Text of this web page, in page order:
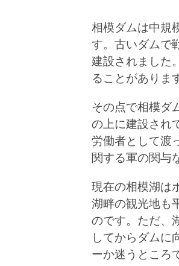
相模ダムは中規
す。古いダムで
建設されました
ることがありま
その点で相模ダ
の上に建設され
労働者として渡
関する軍の関与
現在の相模湖は
湖畔の観光地も
のです。ただ、
してからダムに
ーか迷うところ